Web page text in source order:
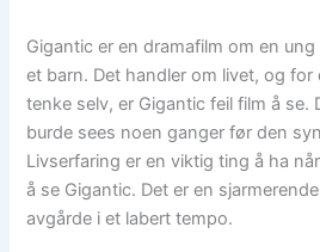
Gigantic er en dramafilm om en
et barn. Det handler om livet, og for
tenke selv, er Gigantic feil film å se.
burde sees noen ganger før den
Livserfaring er en viktig ting å ha
å se Gigantic. Det er en
avgårde i et labert tempo.